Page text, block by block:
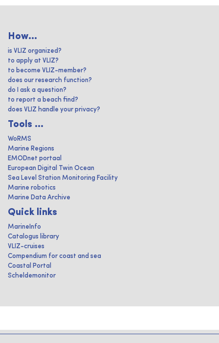
How...
is VLIZ organized?
to apply at VLIZ?
to become VLIZ-member?
does our research function?
do I ask a question?
to report a beach find?
does VLIZ handle your privacy?
Tools ...
WoRMS
Marine Regions
EMODnet portaal
European Digital Twin Ocean
Sea Level Station Monitoring Facility
Marine robotics
Marine Data Archive
Quick links
MarineInfo
Catalogus library
VLIZ-cruises
Compendium for coast and sea
Coastal Portal
Scheldemonitor